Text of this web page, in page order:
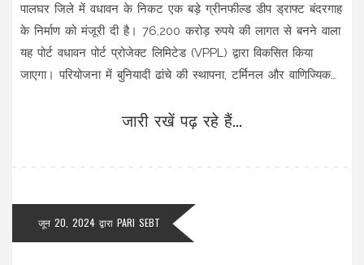
पालघर जिले में वधावन के निकट एक बड़े ग्रीनफील्ड डीप ड्राफ्ट बंदरगाह
के निर्माण को मंजूरी दी है। 76,200 करोड़ रुपये की लागत से बनने वाला
यह पोर्ट वधावन पोर्ट प्रोजेक्ट लिमिटेड (VPPL) द्वारा विकसित किया
जाएगा। परियोजना में बुनियादी ढांचे की स्थापना, टर्मिनल और वाणिज्यिक
जारी रखें पढ़ रहे हैं...
जून 20, 2024 द्वारा PARI SEBT